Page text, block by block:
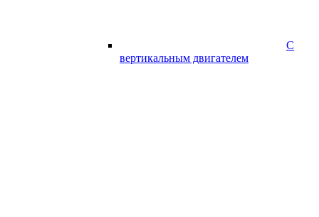
С
вертикальным двигателем